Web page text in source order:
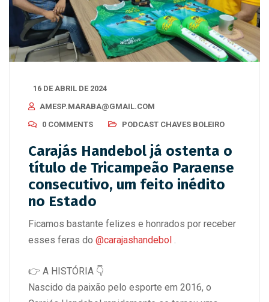
16 DE ABRIL DE 2024
AMESP.MARABA@GMAIL.COM
0 COMMENTS
PODCAST CHAVES BOLEIRO
Carajás Handebol já ostenta o
título de Tricampeão Paraense
consecutivo, um feito inédito
no Estado
Ficamos bastante felizes e honrados por receber
esses feras do @carajashandebol
👉 A HISTÓRIA 👇
Nascido da paixão pelo esporte em 2016, o